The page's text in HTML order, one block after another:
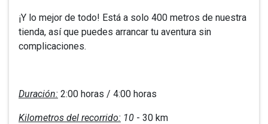
¡Y lo mejor de todo! Está a solo 400 metros de nuestra
tienda, así que puedes arrancar tu aventura sin
complicaciones.
Duración: 2:00 horas / 4:00 horas
Kilometros del recorrido: 10 - 30 km